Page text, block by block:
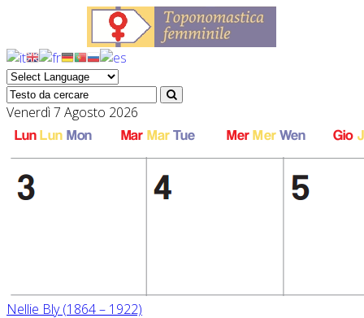
Venerdì 7 Agosto 2026
Nellie Bly (1864 – 1922)